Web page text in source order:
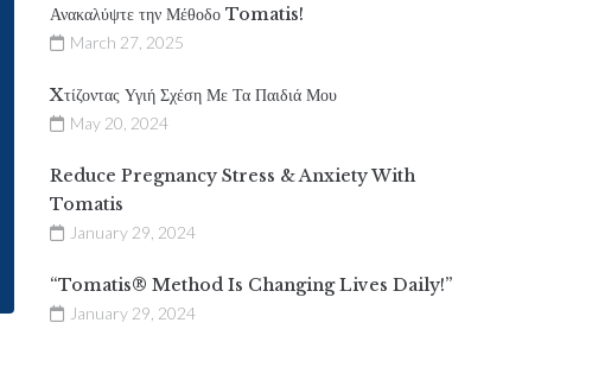
Ανακαλύψτε την Μέθοδο Tomatis!
March 27, 2025
Xτίζοντας Υγιή Σχέση Με Τα Παιδιά Μου
May 20, 2024
Reduce Pregnancy Stress & Anxiety With
Tomatis
January 29, 2024
“Tomatis® Method Is Changing Lives Daily!”
January 29, 2024